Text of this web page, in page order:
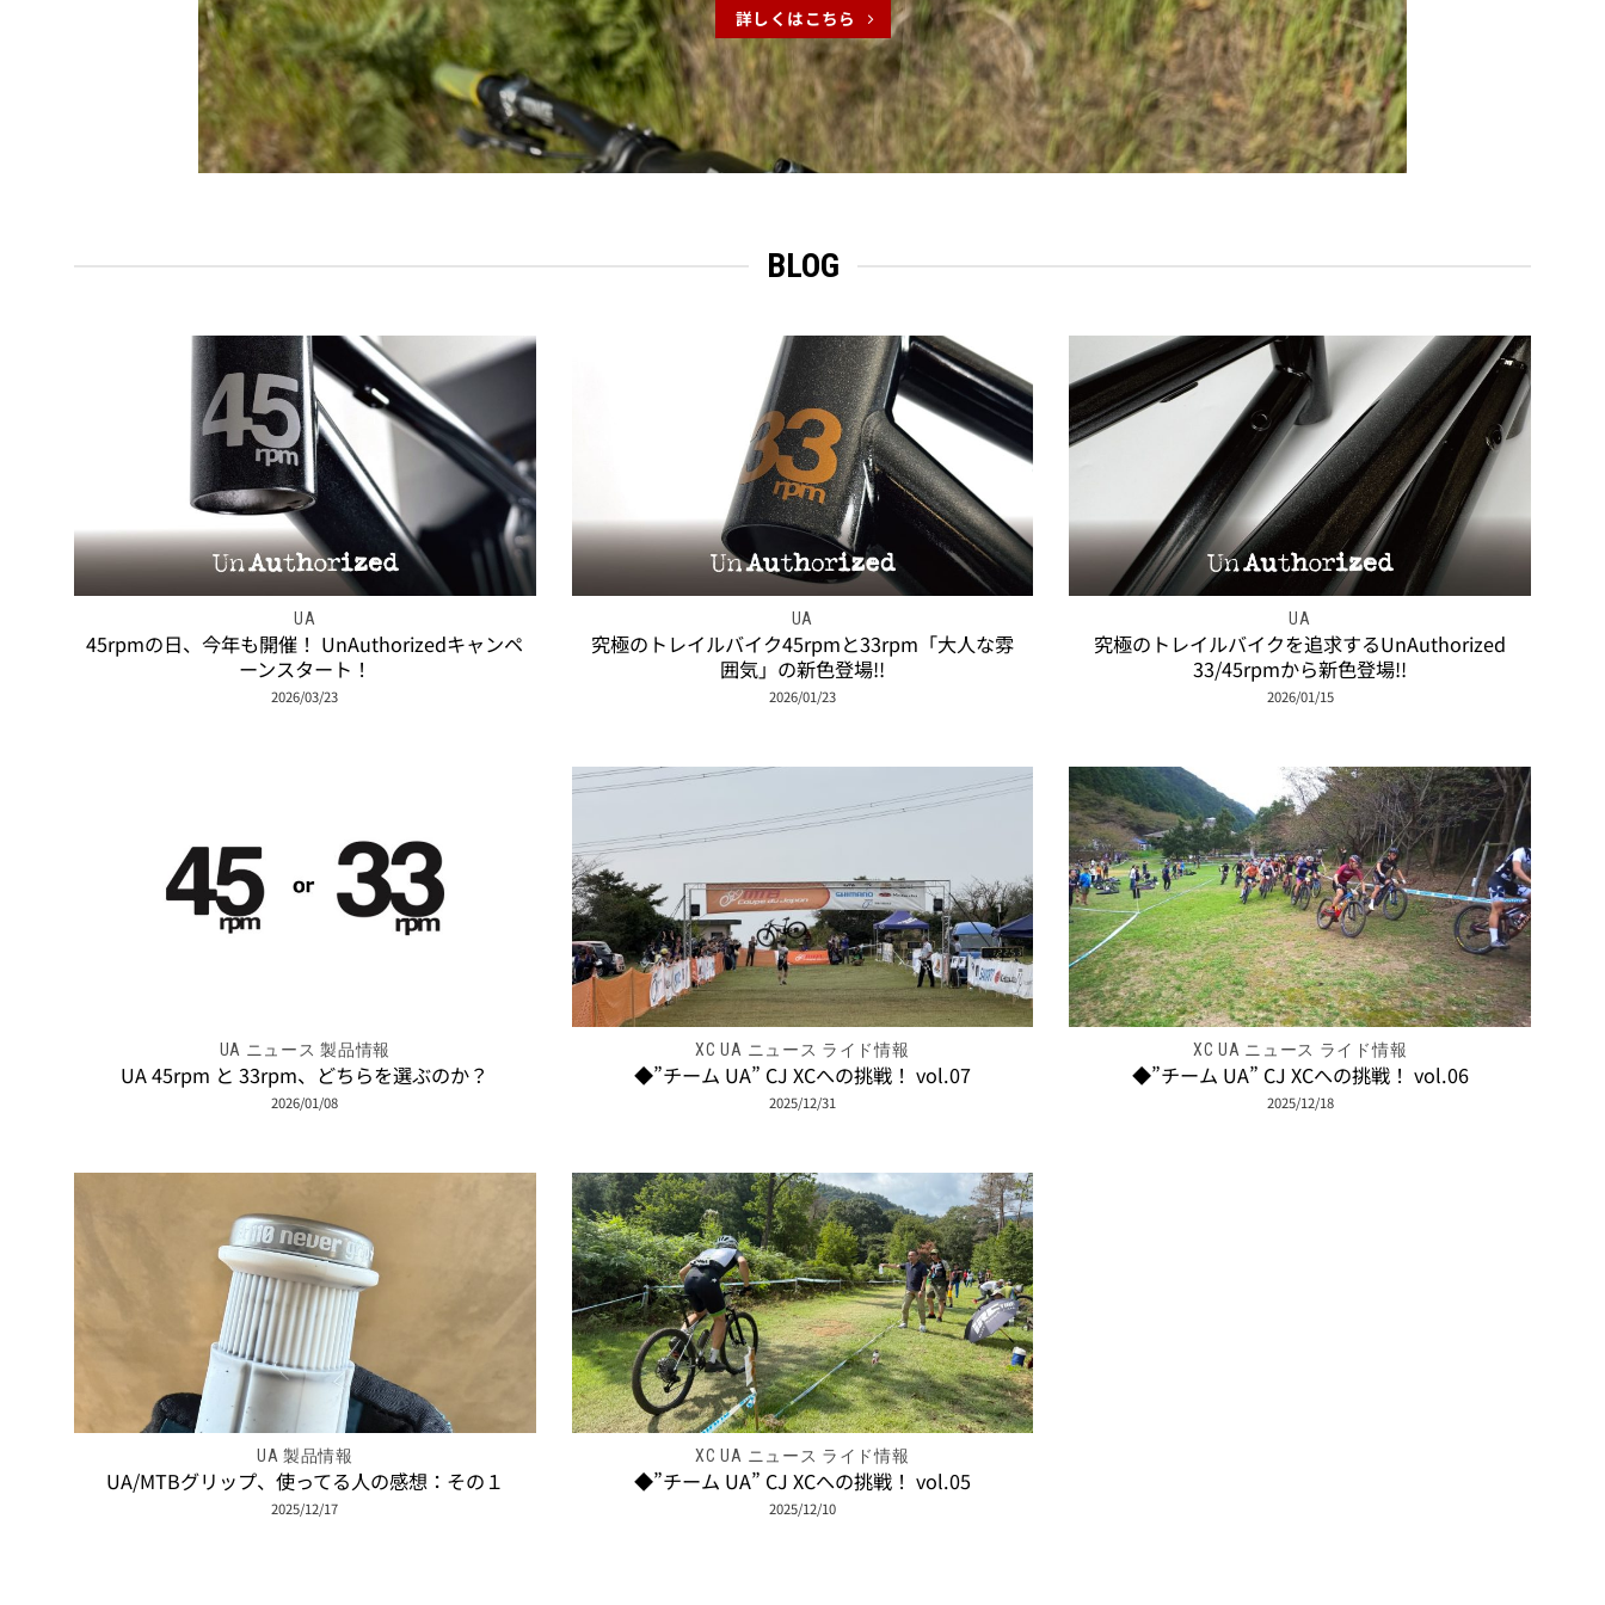
詳しくはこちら
BLOG
UA
45rpmの日、今年も開催！ UnAuthorizedキャンペ
ーンスタート！
2026/03/23
UA
究極のトレイルバイク45rpmと33rpm「大人な雰
囲気」の新色登場!!
2026/01/23
UA
究極のトレイルバイクを追求するUnAuthorized
33/45rpmから新色登場!!
2026/01/15
UA ニュース 製品情報
UA 45rpm と 33rpm、どちらを選ぶのか？
2026/01/08
XC UA ニュース ライド情報
◆”チーム UA” CJ XCへの挑戦！ vol.07
2025/12/31
XC UA ニュース ライド情報
◆”チーム UA” CJ XCへの挑戦！ vol.06
2025/12/18
UA 製品情報
UA/MTBグリップ、使ってる人の感想：その１
2025/12/17
XC UA ニュース ライド情報
◆”チーム UA” CJ XCへの挑戦！ vol.05
2025/12/10